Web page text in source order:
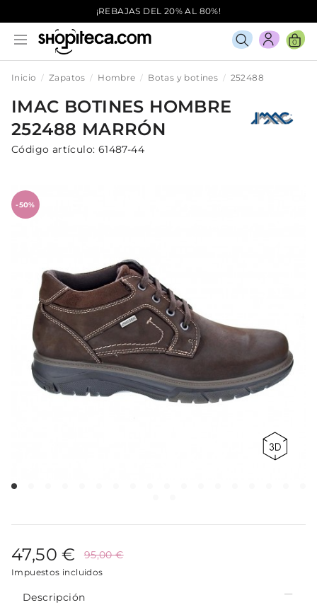
¡REBAJAS DEL 20% AL 80%!
0
Inicio Zapatos Hombre Botas y botines 252488
IMAC BOTINES HOMBRE
252488 MARRÓN
Código artículo: 61487-44
-50%
47,50 € 95,00 €
Impuestos incluidos
Descripción